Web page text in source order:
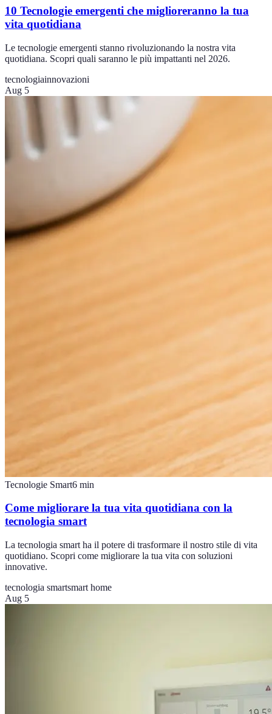
10 Tecnologie emergenti che miglioreranno la tua
vita quotidiana
Le tecnologie emergenti stanno rivoluzionando la nostra vita
quotidiana. Scopri quali saranno le più impattanti nel 2026.
tecnologiainnovazioni
Aug 5
Tecnologie Smart6 min
Come migliorare la tua vita quotidiana con la
tecnologia smart
La tecnologia smart ha il potere di trasformare il nostro stile di vita
quotidiano. Scopri come migliorare la tua vita con soluzioni
innovative.
tecnologia smartsmart home
Aug 5